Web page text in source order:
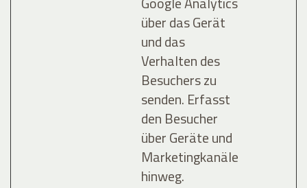
über das Gerät
und das
Verhalten des
Besuchers zu
senden. Erfasst
den Besucher
über Geräte und
Marketingkanäle
hinweg.